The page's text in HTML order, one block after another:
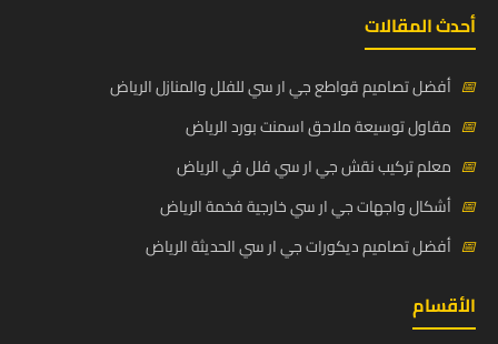
أحدث المقالات
📅 أفضل تصاميم قواطع جي ار سي للفلل والمنازل الرياض
📅 مقاول توسيعة ملاحق اسمنت بورد الرياض
📅 معلم تركيب نقش جي ار سي فلل في الرياض
📅 أشكال واجهات جي ار سي خارجية فخمة الرياض
📅 أفضل تصاميم ديكورات جي ار سي الحديثة الرياض
الأقسام